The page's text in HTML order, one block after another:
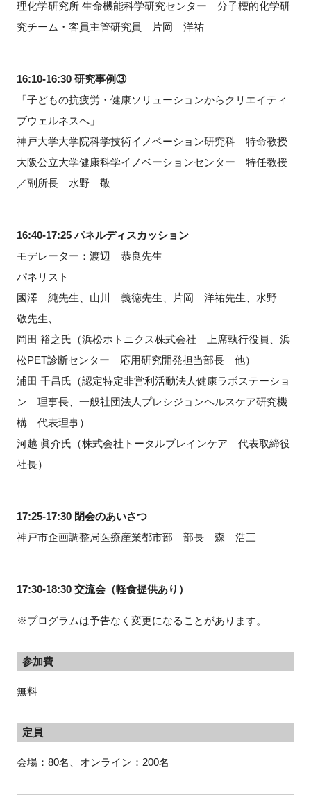
理化学研究所 生命機能科学研究センター 分子標的化学研
究チーム・客員主管研究員 片岡 洋祐
16:10-16:30 研究事例③
「子どもの抗疲労・健康ソリューションからクリエイティ
ブウェルネスへ」
神戸大学大学院科学技術イノベーション研究科 特命教授
大阪公立大学健康科学イノベーションセンター 特任教授
／副所長 水野 敬
16:40-17:25 パネルディスカッション
モデレーター：渡辺 恭良先生
パネリスト
國澤 純先生、山川 義徳先生、片岡 洋祐先生、水野
敬先生、
岡田 裕之氏（浜松ホトニクス株式会社 上席執行役員、浜
松PET診断センター 応用研究開発担当部長 他）
浦田 千昌氏（認定特定非営利活動法人健康ラボステーショ
ン 理事長、一般社団法人プレシジョンヘルスケア研究機
構 代表理事）
河越 眞介氏（株式会社トータルブレインケア 代表取締役
社長）
17:25-17:30 閉会のあいさつ
神戸市企画調整局医療産業都市部 部長 森 浩三
17:30-18:30 交流会（軽食提供あり）
※プログラムは予告なく変更になることがあります。
参加費
無料
定員
会場：80名、オンライン：200名